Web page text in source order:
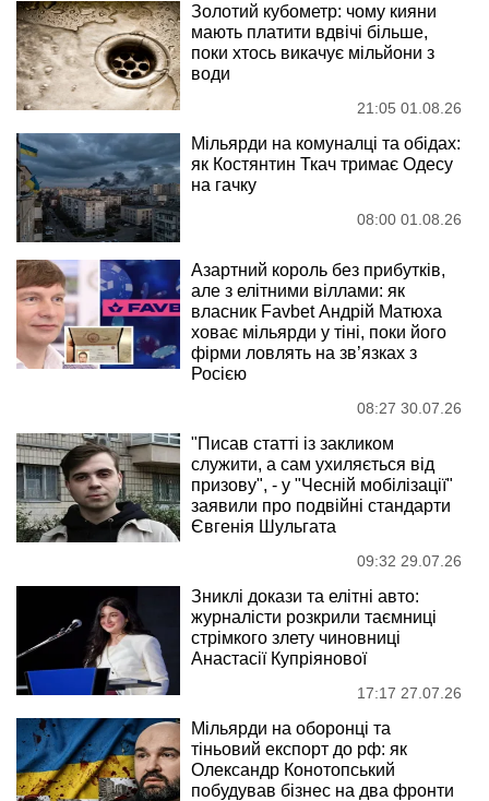
Золотий кубометр: чому кияни
мають платити вдвічі більше,
поки хтось викачує мільйони з
води
21:05 01.08.26
Мільярди на комуналці та обідах:
як Костянтин Ткач тримає Одесу
на гачку
08:00 01.08.26
Азартний король без прибутків,
але з елітними віллами: як
власник Favbet Андрій Матюха
ховає мільярди у тіні, поки його
фірми ловлять на зв’язках з
Росією
08:27 30.07.26
"Писав статті із закликом
служити, а сам ухиляється від
призову", - у "Чесній мобілізації"
заявили про подвійні стандарти
Євгенія Шульгата
09:32 29.07.26
Зниклі докази та елітні авто:
журналісти розкрили таємниці
стрімкого злету чиновниці
Анастасії Купріянової
17:17 27.07.26
Мільярди на оборонці та
тіньовий експорт до рф: як
Олександр Конотопський
побудував бізнес на два фронти